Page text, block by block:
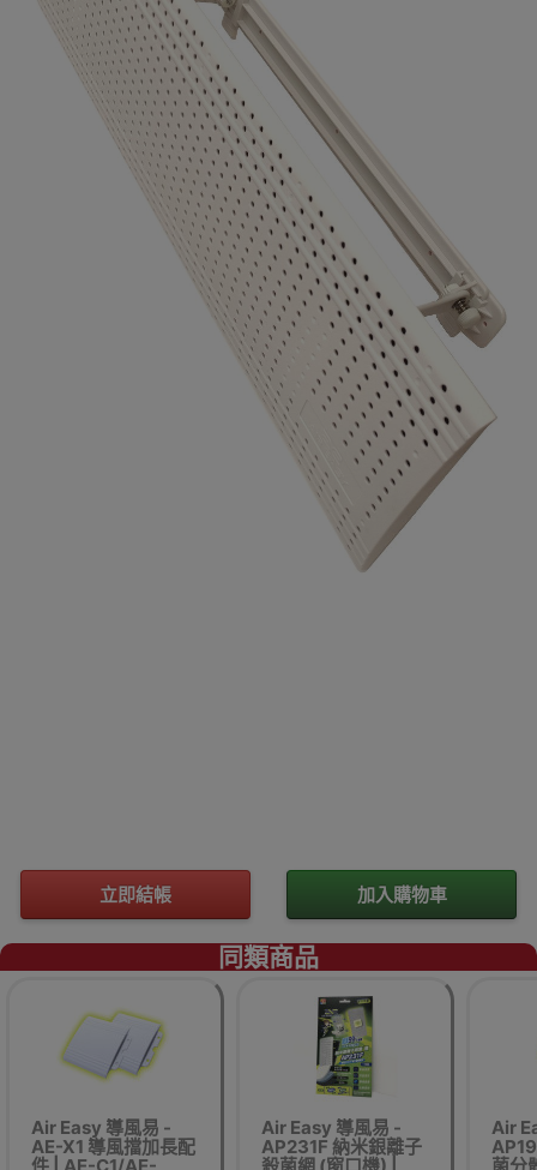
立即結帳 加入購物車
同類商品
Air Easy 導風易 -
AE-X1 導風擋加長配
Air Easy 導風易 -
AP231F 納米銀離子
Air